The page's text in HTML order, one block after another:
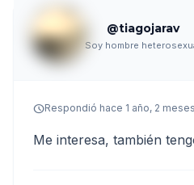
@tiagojarav
Soy hombre
scheduleRespondió hace 1 año, 2 meses
Me interesa, también